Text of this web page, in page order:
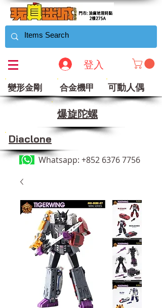
登入
變形金剛 合金機甲 可動人偶
​爆旋陀螺
Diaclone
Whatsapp: +852 6376 7756